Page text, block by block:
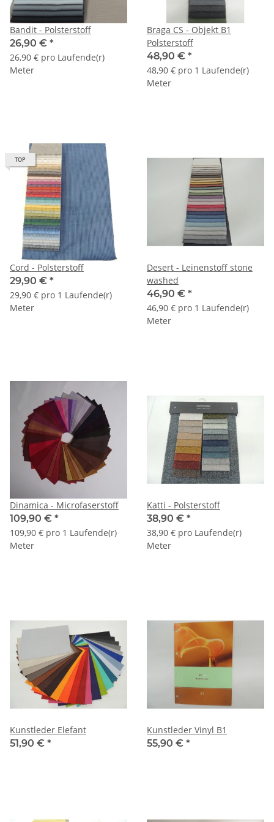
Bandit - Polsterstoff
26,90 € *
26,90 € pro Laufende(r)
Meter
Braga CS - Objekt B1
Polsterstoff
48,90 € *
48,90 € pro 1 Laufende(r)
Meter
TOP
Cord - Polsterstoff
29,90 € *
29,90 € pro 1 Laufende(r)
Meter
Desert - Leinenstoff stone
washed
46,90 € *
46,90 € pro 1 Laufende(r)
Meter
Dinamica - Microfaserstoff
109,90 € *
109,90 € pro 1 Laufende(r)
Meter
Katti - Polsterstoff
38,90 € *
38,90 € pro Laufende(r)
Meter
Kunstleder Elefant
51,90 € *
Kunstleder Vinyl B1
55,90 € *